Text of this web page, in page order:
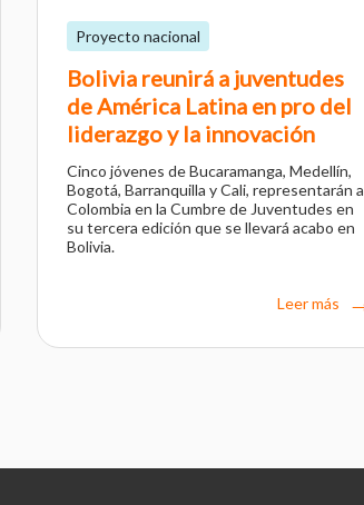
Proyecto nacional
Bolivia reunirá a juventudes
de América Latina en pro del
liderazgo y la innovación
Cinco jóvenes de Bucaramanga, Medellín,
Bogotá, Barranquilla y Cali, representarán a
Colombia en la Cumbre de Juventudes en
su tercera edición que se llevará acabo en
Bolivia.
Leer más